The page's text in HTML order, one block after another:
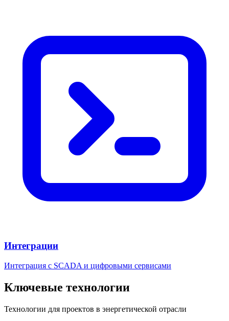
Интеграции
Интеграция с SCADA и цифровыми сервисами
Ключевые технологии
Технологии для проектов в энергетической отрасли